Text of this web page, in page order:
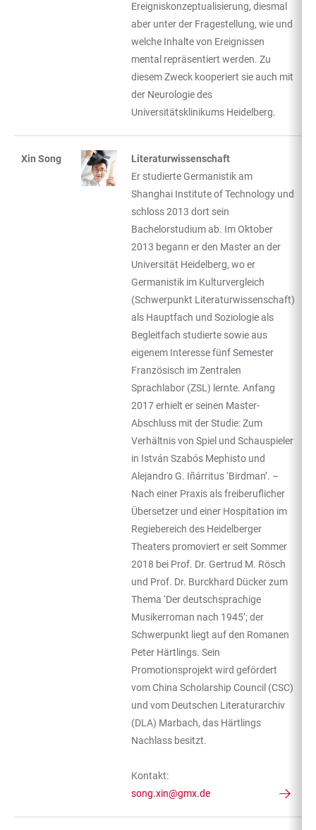
Ereigniskonzeptualisierung, diesmal
aber unter der Fragestellung, wie und
welche Inhalte von Ereignissen
mental repräsentiert werden. Zu
diesem Zweck kooperiert sie auch mit
der Neurologie des
Universitätsklinikums Heidelberg.
Xin Song
Literaturwissenschaft
Er studierte Germanistik am
Shanghai Institute of Technology und
schloss 2013 dort sein
Bachelorstudium ab. Im Oktober
2013 begann er den Master an der
Universität Heidelberg, wo er
Germanistik im Kulturvergleich
(Schwerpunkt Literaturwissenschaft)
als Hauptfach und Soziologie als
Begleitfach studierte sowie aus
eigenem Interesse fünf Semester
Französisch im Zentralen
Sprachlabor (ZSL) lernte. Anfang
2017 erhielt er seinen Master-
Abschluss mit der Studie: Zum
Verhältnis von Spiel und Schauspieler
in István Szabós Mephisto und
Alejandro G. Iñárritus ‘Birdman’. –
Nach einer Praxis als freiberuflicher
Übersetzer und einer Hospitation im
Regiebereich des Heidelberger
Theaters promoviert er seit Sommer
2018 bei Prof. Dr. Gertrud M. Rösch
und Prof. Dr. Burckhard Dücker zum
Thema ‘Der deutschsprachige
Musikerroman nach 1945’; der
Schwerpunkt liegt auf den Romanen
Peter Härtlings. Sein
Promotionsprojekt wird gefördert
vom China Scholarship Council (CSC)
und vom Deutschen Literaturarchiv
(DLA) Marbach, das Härtlings
Nachlass besitzt.
Kontakt:
song.xin@gmx.de